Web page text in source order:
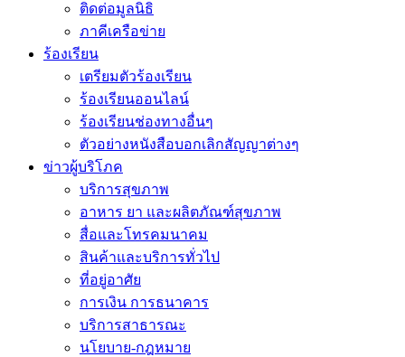
ติดต่อมูลนิธิ
ภาคีเครือข่าย
ร้องเรียน
เตรียมตัวร้องเรียน
ร้องเรียนออนไลน์
ร้องเรียนช่องทางอื่นๆ
ตัวอย่างหนังสือบอกเลิกสัญญาต่างๆ
ข่าวผู้บริโภค
บริการสุขภาพ
อาหาร ยา และผลิตภัณฑ์สุขภาพ
สื่อและโทรคมนาคม
สินค้าและบริการทั่วไป
ที่อยู่อาศัย
การเงิน การธนาคาร
บริการสาธารณะ
นโยบาย-กฎหมาย